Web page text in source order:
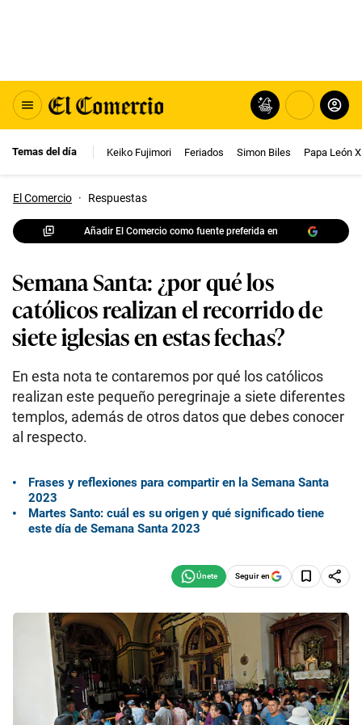
Temas del día Keiko Fujimori Feriados Simon Biles Papa León
El Comercio · Respuestas
Añadir El Comercio como fuente preferida en
Semana Santa: ¿por qué los
católicos realizan el recorrido de
siete iglesias en estas fechas?
En esta nota te contaremos por qué los católicos
realizan este pequeño peregrinaje a siete diferentes
templos, además de otros datos que debes conocer
al respecto.
Frases y reflexiones para compartir en la Semana Santa
2023
Martes Santo: cuál es su origen y qué significado tiene
este día de Semana Santa 2023
Seguir en